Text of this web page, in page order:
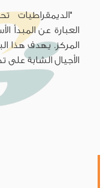
"الديمقراطيات
العبارة عن المبدأ
المركز. يهدف هذا
الأجيال الشابة على تطوير 1)